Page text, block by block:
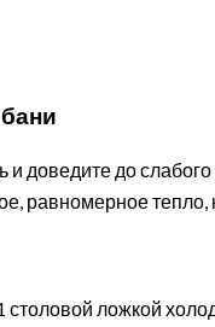
доведите до
равномерное
столовой ложкой